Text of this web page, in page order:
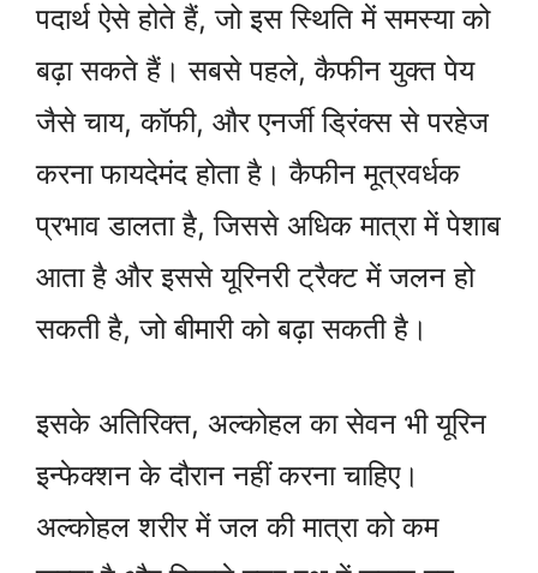
पदार्थ ऐसे होते हैं, जो इस स्थिति में समस्या को
बढ़ा सकते हैं। सबसे पहले, कैफीन युक्त पेय
जैसे चाय, कॉफी, और एनर्जी ड्रिंक्स से परहेज
करना फायदेमंद होता है। कैफीन मूत्रवर्धक
प्रभाव डालता है, जिससे अधिक मात्रा में पेशाब
आता है और इससे यूरिनरी ट्रैक्ट में जलन हो
सकती है, जो बीमारी को बढ़ा सकती है।
इसके अतिरिक्त, अल्कोहल का सेवन भी यूरिन
इन्फेक्शन के दौरान नहीं करना चाहिए।
अल्कोहल शरीर में जल की मात्रा को कम